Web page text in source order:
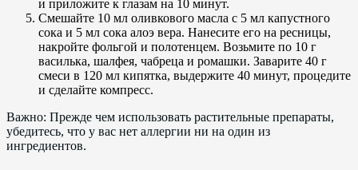
и приложите к глазам на 10 минут.
Смешайте 10 мл оливкового масла с 5 мл капустного
сока и 5 мл сока алоэ вера. Нанесите его на ресницы,
накройте фольгой и полотенцем. Возьмите по 10 г
василька, шалфея, чабреца и ромашки. Заварите 40 г
смеси в 120 мл кипятка, выдержите 40 минут, процедите
и сделайте компресс.
Важно: Прежде чем использовать растительные препараты,
убедитесь, что у вас нет аллергии ни на один из
ингредиентов.